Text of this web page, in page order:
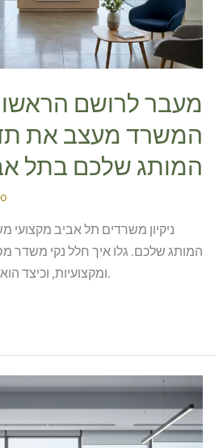
מעבר לרושם
המשרד מעצב את
המותג שלכם בתל
ניקיון משרדים תל אביב מקצועי
המותג שלכם. גלו איך חלל נקי משדר
ומקצועיות, וכיצד הוא מעבר לרושם הראשוני.